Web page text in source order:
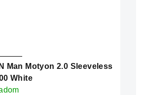
Man Motyon 2.0 Sleeveless
White